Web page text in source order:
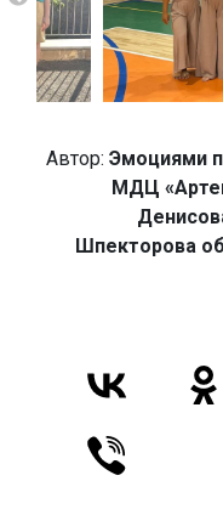
Автор: Эмоциями
МДЦ
Шпекторова